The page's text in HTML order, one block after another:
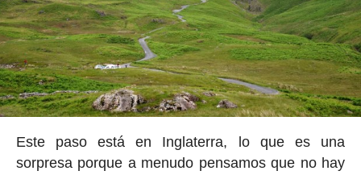
Este paso está en Inglaterra, lo que es una
sorpresa porque a menudo pensamos que no hay